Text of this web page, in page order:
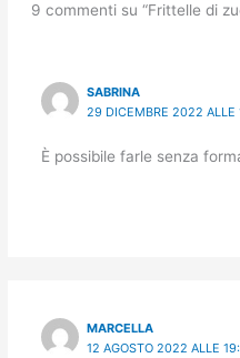
9 commenti su “Frittelle di
SABRINA
29 DICEMBRE 2022 ALLE
È possibile farle senza
MARCELLA
12 AGOSTO 2022 ALLE